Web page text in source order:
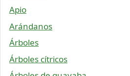
Apio
Arándanos
Árboles
Árboles cítricos